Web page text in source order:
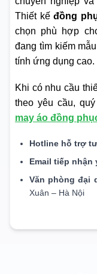
Thiết kếđồng
chọn phù hợp
đang tìm kiếm
tính ứng dụng cao.
Khi có nhu cầu
theo yêu cầu,
may áo đồng
Hotline hỗ trợ
Email tiếp nhận
Văn phòng đại
Xuân – Hà Nội